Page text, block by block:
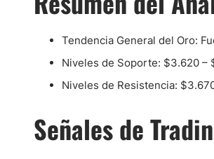
Peru
Panama
Latinoamérica
Nicaragua
IBEX 35
Acciones
Banco Santander (SAN)
Tendencia General del Oro:
Niveles de Soporte: $3.620 –
Niveles de Resistencia:
Señales de